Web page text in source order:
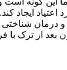
اعتیاد ایجاد
و درمان
بعد از ترک با